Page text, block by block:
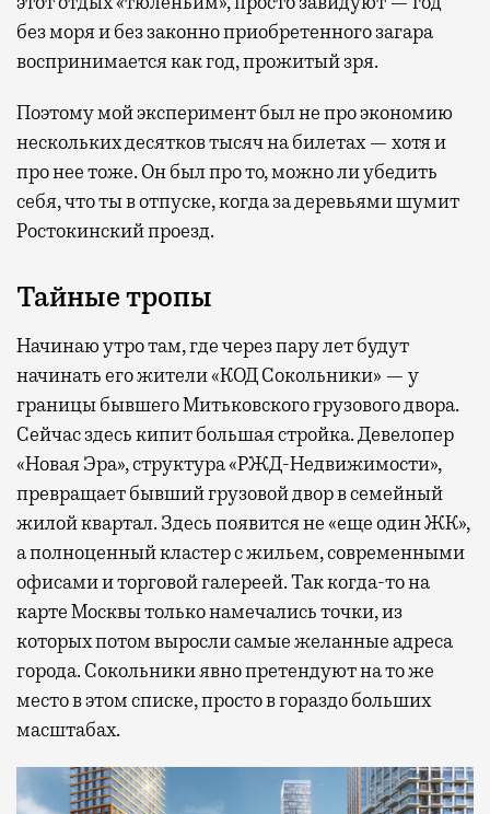
без моря и без законно приобретенного загара
воспринимается как год, прожитый зря.
Поэтому мой эксперимент был не про экономию
нескольких десятков тысяч на билетах — хотя и
про нее тоже. Он был про то, можно ли убедить
себя, что ты в отпуске, когда за деревьями шумит
Ростокинский проезд.
Тайные тропы
Начинаю утро там, где через пару лет будут
начинать его жители «КОД Сокольники» — у
границы бывшего Митьковского грузового двора.
Сейчас здесь кипит большая стройка. Девелопер
«Новая Эра», структура «РЖД-Недвижимости»,
превращает бывший грузовой двор в семейный
жилой квартал. Здесь появится не «еще один ЖК»,
а полноценный кластер с жильем, современными
офисами и торговой галереей. Так когда-то на
карте Москвы только намечались точки, из
которых потом выросли самые желанные адреса
города. Сокольники явно претендуют на то же
место в этом списке, просто в гораздо больших
масштабах.